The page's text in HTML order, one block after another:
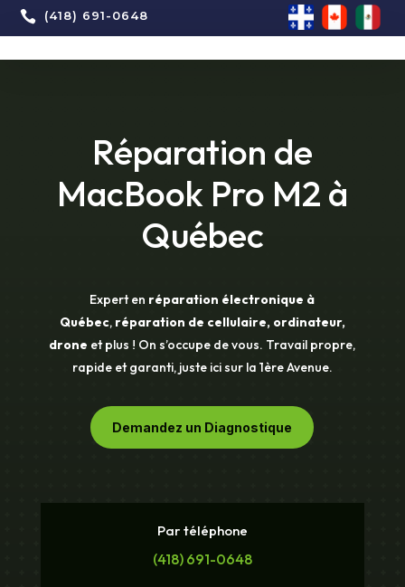
 (418) 691-0648
Réparation de
MacBook Pro M2 à
Québec
Expert en réparation électronique à
Québec, réparation de cellulaire, ordinateur,
drone et plus ! On s’occupe de vous. Travail propre,
rapide et garanti, juste ici sur la 1ère Avenue.
Demandez un Diagnostique
Par téléphone
(418) 691-0648